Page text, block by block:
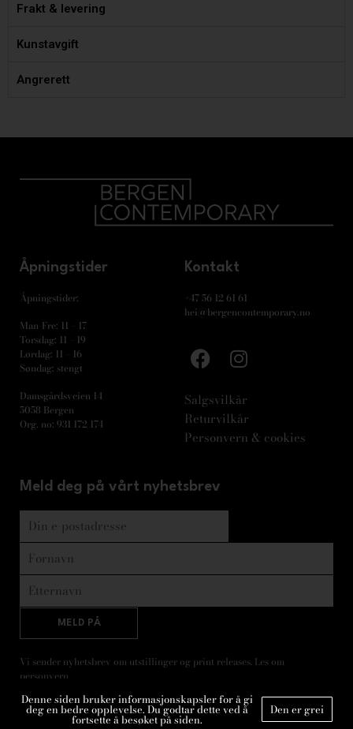
Frakt & levering
Kunstavgift
Angrerett
Åpningstider
Åpningstider:
Man-Fre: 11 – 17
Torsdag: 11 – 19
Lørdag: 11 – 16
Søndag: stengt
Damsgårdsveien 14
5058 Bergen
Org. no: 931 172 174
Kontakt
+47 56 12 61 61
hei@bergencontemporary.no
Salgsvilkår
Returvilkår
Personvern & cookies
Meld deg på vårt nyhetsbrev
MELD PÅ
Vi sender nyhetsbrev om utstillinger og print releases. Les om
personvern
Denne siden bruker informasjonskapsler for å gi
deg en bedre opplevelse. Du godtar dette ved å
fortsette å besøket på siden.
Den er grei